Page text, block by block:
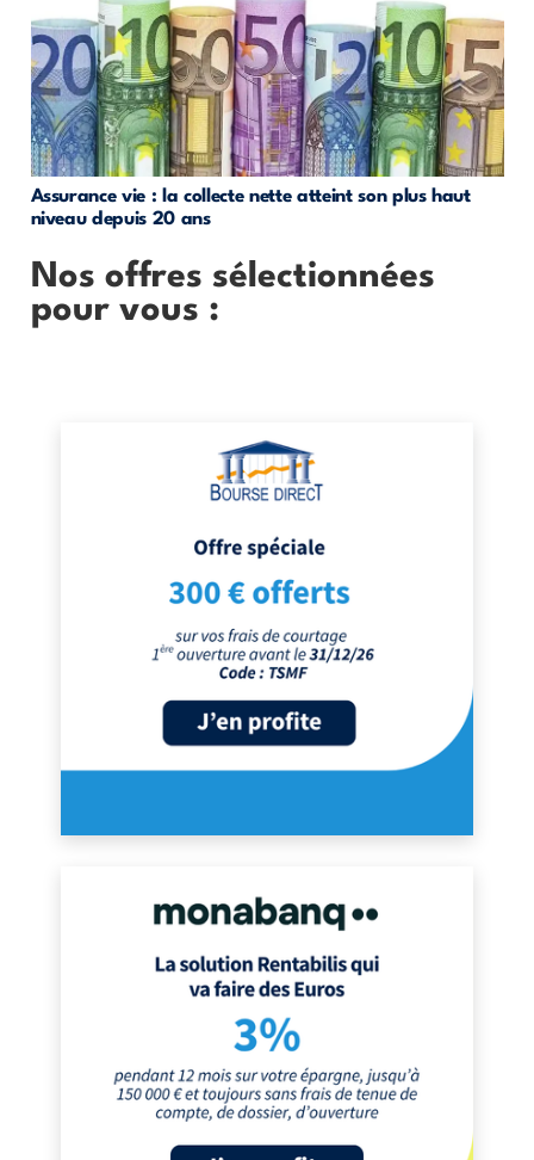
Assurance vie : la collecte nette atteint son plus haut
niveau depuis 20 ans
Nos offres sélectionnées
pour vous :